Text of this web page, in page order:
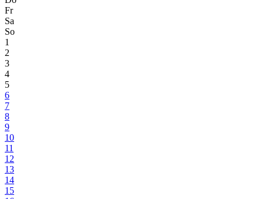
Fr
Sa
So
1
2
3
4
5
6
7
8
9
10
11
12
13
14
15